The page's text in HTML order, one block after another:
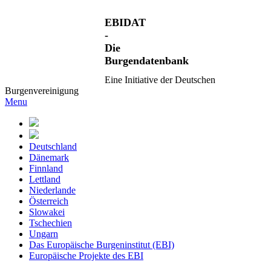
EBIDAT
-
Die
Burgendatenbank
Eine Initiative der Deutschen
Burgenvereinigung
Menu
Deutschland
Dänemark
Finnland
Lettland
Niederlande
Österreich
Slowakei
Tschechien
Ungarn
Das Europäische Burgeninstitut (EBI)
Europäische Projekte des EBI